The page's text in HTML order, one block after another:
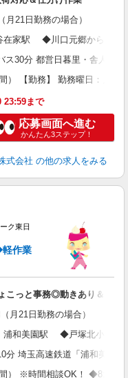
21日勤務の場合）
在家駅 ◆川口元郷からバ
ス30分 都営日暮里・舎人ラ
） 【勤務】 勤務曜日：月
23:59まで
応募画面へ進む
かんたん3ステップ！
式会社 の他の求人をみる
ク東日
軽作業
っと事務◎動きあり＆残業
月21日勤務の場合）
浦和美園駅 ◆戸塚北小の
分 埼玉高速鉄道「浦和美園」
） ※時間相談OK！ ◆8:30〜